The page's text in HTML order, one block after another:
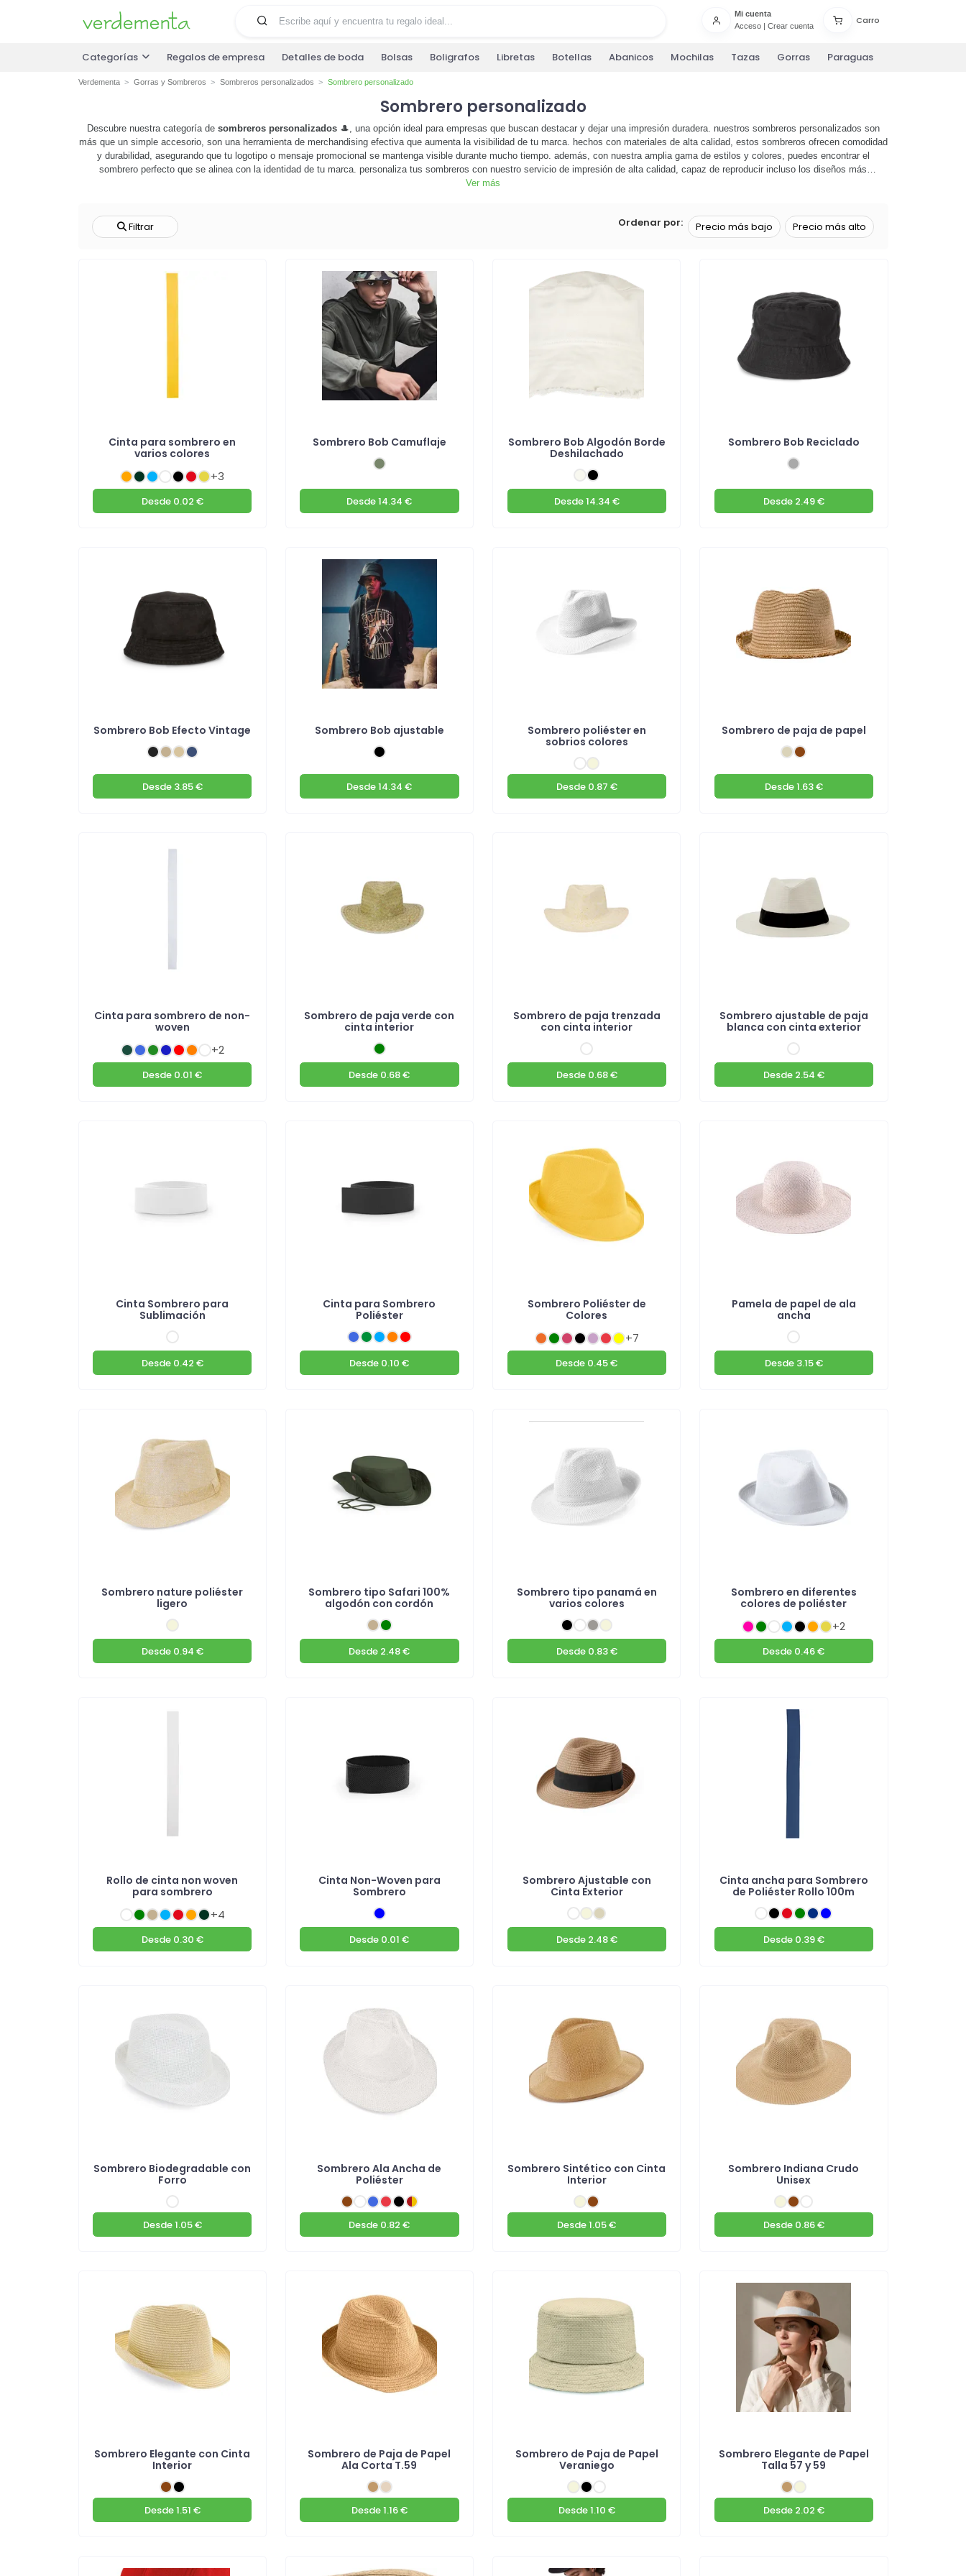
Mi cuenta
Acceso| Crear cuenta
Carro
Categorías Regalos de empresa Detalles de boda Bolsas Boligrafos Libretas Botellas Abanicos Mochilas Tazas Gorras Paraguas
Verdementa Gorras y Sombreros Sombreros personalizados Sombrero personalizado
Sombrero personalizado
Descubre nuestra categoría de sombreros personalizados🎩, una opción ideal para empresas que buscan destacar y dejar una impresión duradera. nuestros sombreros personalizados son
más que un simple accesorio, son una herramienta de merchandising efectiva que aumenta la visibilidad de tu marca. hechos con materiales de alta calidad, estos sombreros ofrecen comodidad
y durabilidad, asegurando que tu logotipo o mensaje promocional se mantenga visible durante mucho tiempo. además, con nuestra amplia gama de estilos y colores, puedes encontrar el
sombrero perfecto que se alinea con la identidad de tu marca. personaliza tus sombreros con nuestro servicio de impresión de alta calidad, capaz de reproducir incluso los diseños más
complejos con precisión. ya sea para un evento corporativo, una campaña promocional o simplemente para equipar a tu equipo, nuestros sombreros personalizados son la elección perfecta. no
Ver más
Filtrar Ordenar por: Precio más bajo Precio más alto
Cinta para sombrero en
varios colores
+3
Desde0.02 €
Sombrero Bob Camuflaje
Desde14.34 €
Sombrero Bob Algodón Borde
Deshilachado
Desde14.34 €
Sombrero Bob Reciclado
Desde2.49 €
Sombrero Bob Efecto Vintage
Desde3.85 €
Sombrero Bob ajustable
Desde14.34 €
Sombrero poliéster en
sobrios colores
Desde0.87 €
Sombrero de paja de papel
Desde1.63 €
Cinta para sombrero de non-
woven
+2
Desde 0.01 €
Sombrero de paja verde con
cinta interior
Desde 0.68 €
Sombrero de paja trenzada
con cinta interior
Desde0.68 €
Sombrero ajustable de paja
blanca con cinta exterior
Desde2.54 €
Cinta Sombrero para
Sublimación
Desde0.42 €
Cinta para Sombrero
Poliéster
Desde 0.10 €
Sombrero Poliéster de
Colores
+7
Desde 0.45 €
Pamela de papel de ala
ancha
Desde3.15 €
Sombrero nature poliéster
ligero
Desde0.94 €
Sombrero tipo Safari 100%
algodón con cordón
Desde 2.48 €
Sombrero tipo panamá en
varios colores
Desde0.83 €
Sombrero en diferentes
colores de poliéster
+2
Desde 0.46 €
Rollo de cinta non woven
para sombrero
+4
Desde0.30 €
Cinta Non-Woven para
Sombrero
Desde 0.01 €
Sombrero Ajustable con
Cinta Exterior
Desde2.48 €
Cinta ancha para Sombrero
de Poliéster Rollo 100m
Desde0.39 €
Sombrero Biodegradable con
Forro
Desde1.05 €
Sombrero Ala Ancha de
Poliéster
Desde 0.82 €
Sombrero Sintético con Cinta
Interior
Desde1.05 €
Sombrero Indiana Crudo
Unisex
Desde0.86 €
Sombrero Elegante con Cinta
Interior
Desde1.51 €
Sombrero de Paja de Papel
Ala Corta T.59
Desde1.16 €
Sombrero de Paja de Papel
Veraniego
Desde1.10 €
Sombrero Elegante de Papel
Talla 57 y 59
Desde2.02 €